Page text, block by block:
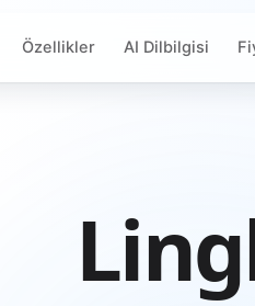
Özellikler AI Dilbilgisi